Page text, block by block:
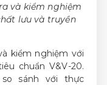
và kiểm nghiệm
lưu và truyền
kiểm nghiệm với
chuẩn V&V-20.
sánh với thực